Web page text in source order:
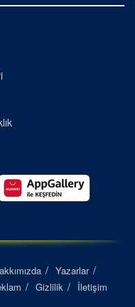
Yazarlar
Gizlilik İletişim